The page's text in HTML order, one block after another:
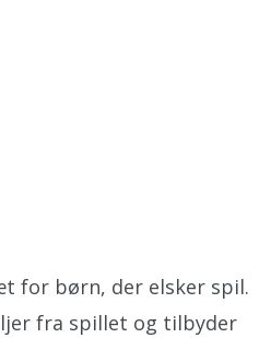
for børn, der elsker spil.
fra spillet og tilbyder